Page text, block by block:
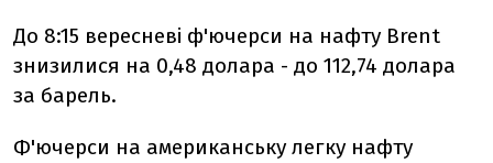
До 8:15 вересневі ф'ючерси на нафту Brent
знизилися на 0,48 долара - до 112,74 долара
за барель.
Ф'ючерси на американську легку нафту